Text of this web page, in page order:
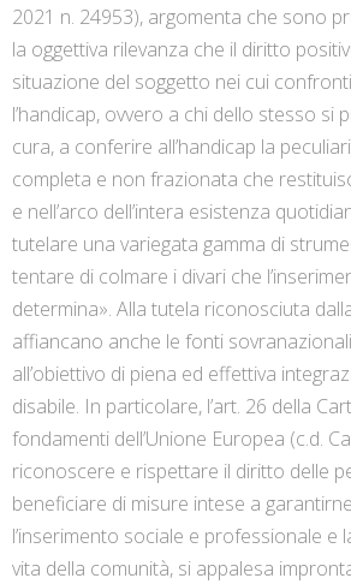
2021 n. 24953), argomenta che sono
la oggettiva rilevanza che il diritto
situazione del soggetto nei cui
l’handicap, ovvero a chi dello stesso si
cura, a conferire all’handicap la
completa e non frazionata che
e nell’arco dell’intera esistenza
tutelare una variegata gamma di
tentare di colmare i divari che
determina». Alla tutela riconosciuta
affiancano anche le fonti
all’obiettivo di piena ed effettiva
disabile. In particolare, l’art. 26 della
fondamenti dell’Unione Europea (c.d.
riconoscere e rispettare il diritto delle
beneficiare di misure intese a
l’inserimento sociale e professionale e
vita della comunità, si appalesa